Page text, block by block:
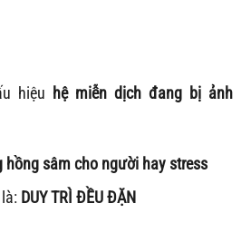
hiệu hệ miễn dịch đang bị ảnh
hồng sâm cho người hay stress
DUY TRÌ ĐỀU ĐẶN